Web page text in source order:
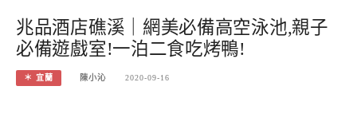
兆品酒店礁溪｜網美必備高空泳池,親子
必備遊戲室!一泊二食吃烤鴨!
＊ 宜蘭 陳小沁 2020-09-16